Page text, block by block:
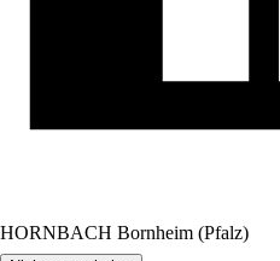
HORNBACH Bornheim (Pfalz)